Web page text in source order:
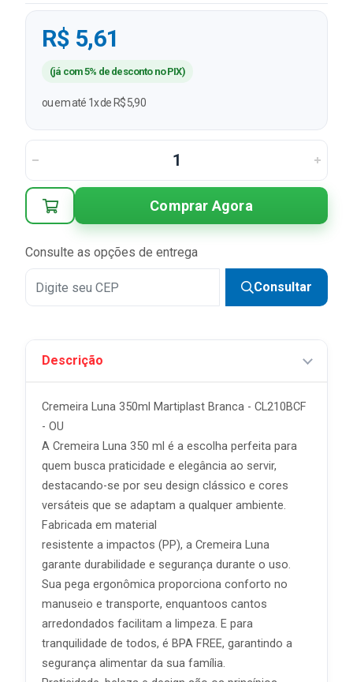
R$ 5,61
(já com 5% de desconto no PIX)
ou em até 1x de R$ 5,90
Comprar Agora
Consulte as opções de entrega
Consultar
Descrição
Cremeira Luna 350ml Martiplast Branca - CL210BCF
- OU
A Cremeira Luna 350 ml é a escolha perfeita para
quem busca praticidade e elegância ao servir,
destacando-se por seu design clássico e cores
versáteis que se adaptam a qualquer ambiente.
Fabricada em material
resistente a impactos (PP), a Cremeira Luna
garante durabilidade e segurança durante o uso.
Sua pega ergonômica proporciona conforto no
manuseio e transporte, enquantoos cantos
arredondados facilitam a limpeza. E para
tranquilidade de todos, é BPA FREE, garantindo a
segurança alimentar da sua família.